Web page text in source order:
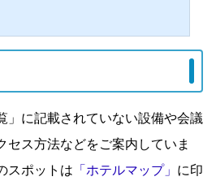
」に記載されていない設備や会議
セス方法などをご案内していま
スポットは 「ホテルマップ」 に印